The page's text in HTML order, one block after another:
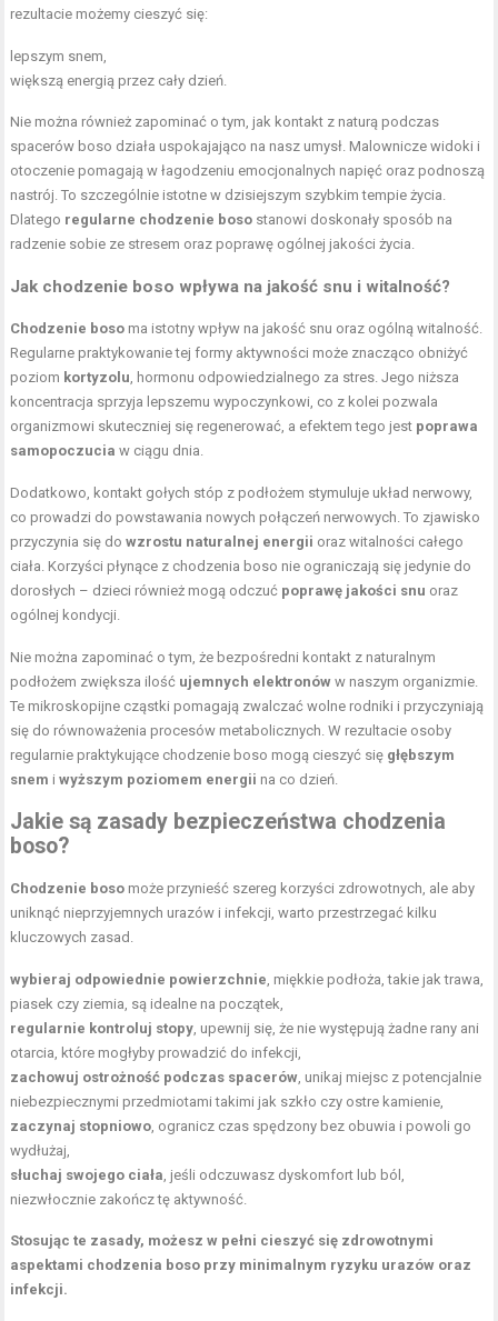
rezultacie możemy cieszyć się:
lepszym snem,
większą energią przez cały dzień.
Nie można również zapominać o tym, jak kontakt z naturą podczas
spacerów boso działa uspokajająco na nasz umysł. Malownicze widoki i
otoczenie pomagają w łagodzeniu emocjonalnych napięć oraz podnoszą
nastrój. To szczególnie istotne w dzisiejszym szybkim tempie życia.
Dlatego regularne chodzenie boso stanowi doskonały sposób na
radzenie sobie ze stresem oraz poprawę ogólnej jakości życia.
Jak chodzenie boso wpływa na jakość snu i witalność?
Chodzenie boso ma istotny wpływ na jakość snu oraz ogólną witalność.
Regularne praktykowanie tej formy aktywności może znacząco obniżyć
poziom kortyzolu, hormonu odpowiedzialnego za stres. Jego niższa
koncentracja sprzyja lepszemu wypoczynkowi, co z kolei pozwala
organizmowi skuteczniej się regenerować, a efektem tego jest poprawa
samopoczucia w ciągu dnia.
Dodatkowo, kontakt gołych stóp z podłożem stymuluje układ nerwowy,
co prowadzi do powstawania nowych połączeń nerwowych. To zjawisko
przyczynia się dowzrostu naturalnej energii oraz witalności całego
ciała. Korzyści płynące z chodzenia boso nie ograniczają się jedynie do
dorosłych – dzieci również mogą odczuć poprawę jakości snu oraz
ogólnej kondycji.
Nie można zapominać o tym, że bezpośredni kontakt z naturalnym
podłożem zwiększa ilość ujemnych elektronów w naszym organizmie.
Te mikroskopijne cząstki pomagają zwalczać wolne rodniki i przyczyniają
się do równoważenia procesów metabolicznych. W rezultacie osoby
regularnie praktykujące chodzenie boso mogą cieszyć się głębszym
snem iwyższym poziomem energii na co dzień.
Jakie są zasady bezpieczeństwa chodzenia
boso?
Chodzenie boso może przynieść szereg korzyści zdrowotnych, ale aby
uniknąć nieprzyjemnych urazów i infekcji, warto przestrzegać kilku
kluczowych zasad.
wybieraj odpowiednie powierzchnie, miękkie podłoża, takie jak trawa,
piasek czy ziemia, są idealne na początek,
regularnie kontroluj stopy, upewnij się, że nie występują żadne rany ani
otarcia, które mogłyby prowadzić do infekcji,
zachowuj ostrożność podczas spacerów, unikaj miejsc z potencjalnie
niebezpiecznymi przedmiotami takimi jak szkło czy ostre kamienie,
zaczynaj stopniowo, ogranicz czas spędzony bez obuwia i powoli go
wydłużaj,
słuchaj swojego ciała, jeśli odczuwasz dyskomfort lub ból,
niezwłocznie zakończ tę aktywność.
Stosując te zasady, możesz w pełni cieszyć się zdrowotnymi
aspektami chodzenia boso przy minimalnym ryzyku urazów oraz
infekcji.